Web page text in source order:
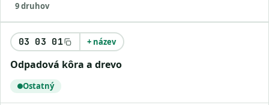
9 druhov
03 03 01 + název
odpadová kôra a drevo
Ostatný